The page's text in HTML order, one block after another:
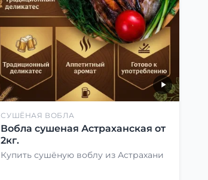
СУШЁНАЯ ВОБЛА
Вобла сушеная Астраханская от
2кг.
Купить сушёную воблу из Астрахани